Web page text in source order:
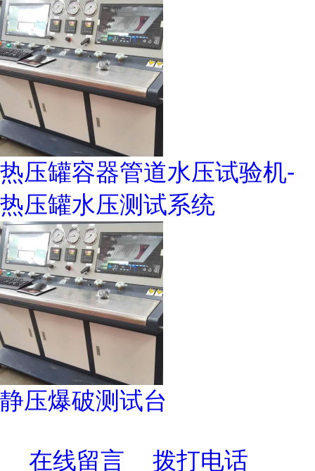
热压罐容器管道水压试验机-
热压罐水压测试系统
静压爆破测试台
在线留言 拨打电话